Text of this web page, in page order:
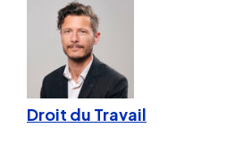
Droit du Travail